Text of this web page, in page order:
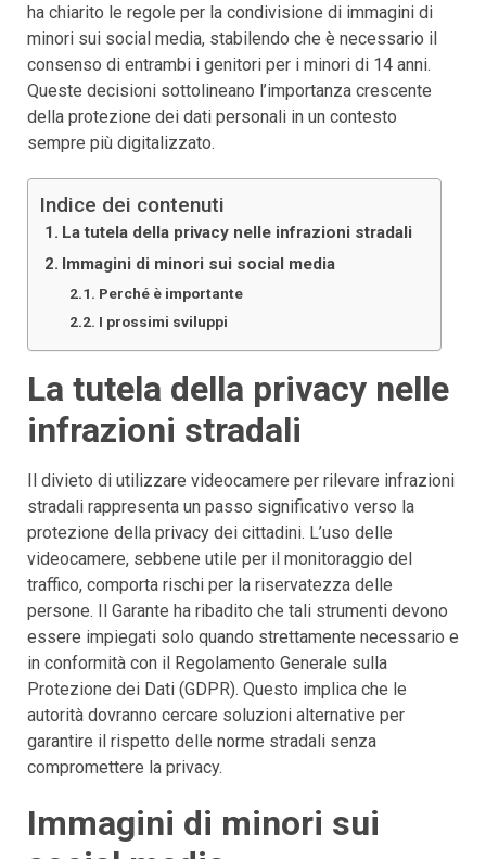
ha chiarito le regole per la condivisione di immagini di
minori sui social media, stabilendo che è necessario il
consenso di entrambi i genitori per i minori di 14 anni.
Queste decisioni sottolineano l’importanza crescente
della protezione dei dati personali in un contesto
sempre più digitalizzato.
Indice dei contenuti
La tutela della privacy nelle infrazioni stradali
Immagini di minori sui social media
Perché è importante
I prossimi sviluppi
La tutela della privacy nelle
infrazioni stradali
Il divieto di utilizzare videocamere per rilevare infrazioni
stradali rappresenta un passo significativo verso la
protezione della privacy dei cittadini. L’uso delle
videocamere, sebbene utile per il monitoraggio del
traffico, comporta rischi per la riservatezza delle
persone. Il Garante ha ribadito che tali strumenti devono
essere impiegati solo quando strettamente necessario e
in conformità con il Regolamento Generale sulla
Protezione dei Dati (GDPR). Questo implica che le
autorità dovranno cercare soluzioni alternative per
garantire il rispetto delle norme stradali senza
compromettere la privacy.
Immagini di minori sui